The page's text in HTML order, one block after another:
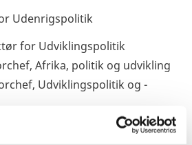
Udenrigspolitik
for Udviklingspolitik
Afrika, politik og udvikling
Udviklingspolitik og -
Souschef, Udvikling og